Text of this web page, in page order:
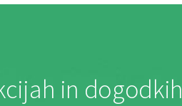
in dogodkih